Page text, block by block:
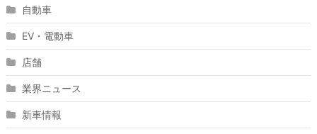
自動車
EV・電動車
店舗
業界ニュース
新車情報